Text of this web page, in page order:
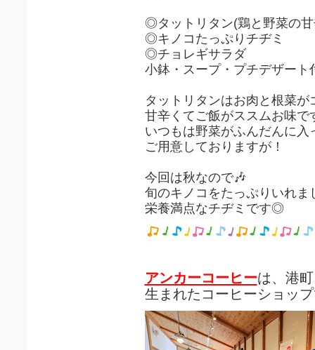
◎タットリタン(鶏と野菜の
◎キノコたっぷりチヂミ
◎チョレギサラダ
小鉢・スープ・プチデザー
タットリタンはお肉と根菜
甘辛くてご飯がススムお味で
いつもは野菜がふんだんに入
ご用意しておりますが！
今回は秋なので🎶
旬のキノコをたっぷりいれま
栄養満点なチヂミです◎
アンカーコーヒーは、港
生まれたコーヒーショッ